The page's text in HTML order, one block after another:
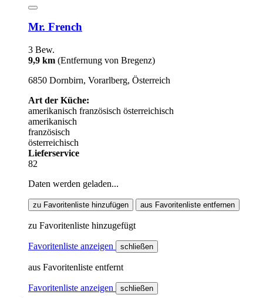
Mr. French
3 Bew.
9,9 km (Entfernung von Bregenz)
6850 Dornbirn, Vorarlberg, Österreich
Art der Küche:
amerikanisch französisch österreichisch
amerikanisch
französisch
österreichisch
Lieferservice
82
Daten werden geladen...
zu Favoritenliste hinzufügen aus Favoritenliste entfernen
zu Favoritenliste hinzugefügt
Favoritenliste anzeigen schließen
aus Favoritenliste entfernt
Favoritenliste anzeigen schließen